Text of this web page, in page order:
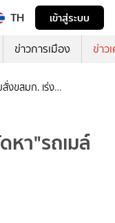
TH
เข้าสู่ระบบ
ข่าวการเมือง ข่าว
งขสมก. เร่ง
หา"รถเมล์